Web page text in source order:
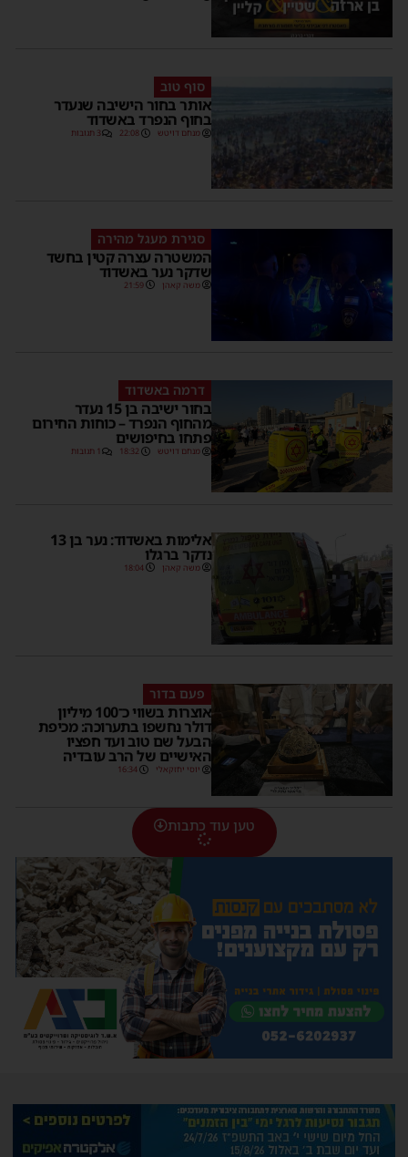
סוף טוב
אותר בחור הישיבה שנעדר
בחוף הנפרד באשדוד
מנחם דויטש 22:08 3 תגובות
סגירת מעגל מהירה
המשטרה עצרה קטין בחשד
שדקר נער באשדוד
משה קאהן 21:59
דרמה באשדוד
בחור ישיבה בן 15 נעדר
מהחוף הנפרד – כוחות החירום
פתחו בחיפושים
מנחם דויטש 18:32 1 תגובות
אלימות באשדוד: נער בן 13
נדקר ברגלו
משה קאהן 18:04
פעם בדור
אוצרות בשווי כ־100 מיליון
דולר נחשפו בתערוכה: מכיפת
הבעל שם טוב ועד חפציו
האישיים של הרב עובדיה
יוסי יחזקאלי 16:34
טען עוד כתבות
יש לכם עדכון בשבילנו? רוצים לשאול אותנו
שאלה?